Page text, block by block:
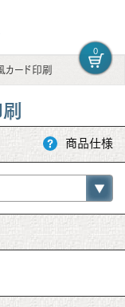
0
カード印刷
商品仕様